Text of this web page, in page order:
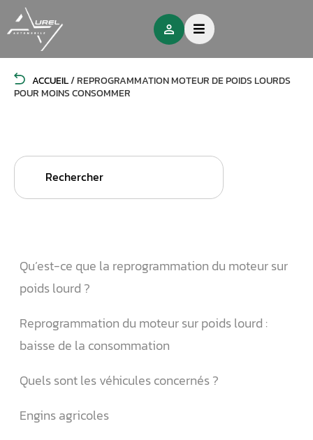
ACCUEIL/REPROGRAMMATION MOTEUR DE POIDS LOURDS
POUR MOINS CONSOMMER
Search
Qu’est-ce que la reprogrammation du moteur sur
poids lourd ?
Reprogrammation du moteur sur poids lourd :
baisse de la consommation
Quels sont les véhicules concernés ?
Engins agricoles